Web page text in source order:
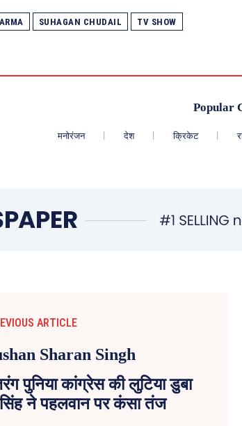
SUHAGAN CHUDAIL TV SHOW
Popular
मनोरंजन देश क्रिकेट
ARTICLE
पुनिया कांग्रेस की लुटिया डुबा
ने पहलवान पर कंसा तंज